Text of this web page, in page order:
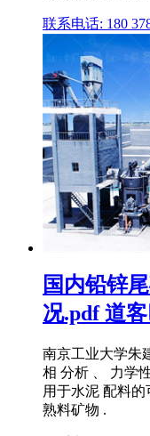
联系电话: 180
国内铅锌
况.pdf 道
南京工业大学朱
相 分析 、 力学
用于水泥 配料的
熟料矿物 .